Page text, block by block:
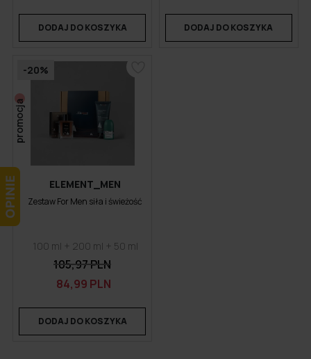
DODAJ DO KOSZYKA DODAJ DO KOSZYKA
-20%
promocja
ELEMENT_MEN
Zestaw For Men siła i świeżość
100 ml + 200 ml + 50 ml
105,97 PLN
84,99 PLN
DODAJ DO KOSZYKA